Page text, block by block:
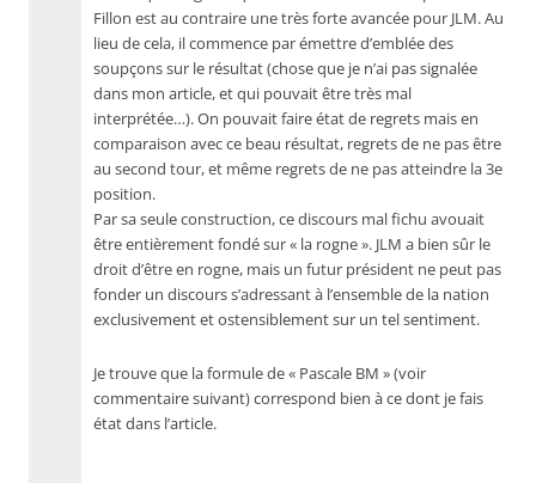
Fillon est au contraire une très forte avancée pour JLM. Au
lieu de cela, il commence par émettre d’emblée des
soupçons sur le résultat (chose que je n’ai pas signalée
dans mon article, et qui pouvait être très mal
interprétée…). On pouvait faire état de regrets mais en
comparaison avec ce beau résultat, regrets de ne pas être
au second tour, et même regrets de ne pas atteindre la 3e
position.
Par sa seule construction, ce discours mal fichu avouait
être entièrement fondé sur « la rogne ». JLM a bien sûr le
droit d’être en rogne, mais un futur président ne peut pas
fonder un discours s’adressant à l’ensemble de la nation
exclusivement et ostensiblement sur un tel sentiment.
Je trouve que la formule de « Pascale BM » (voir
commentaire suivant) correspond bien à ce dont je fais
état dans l’article.